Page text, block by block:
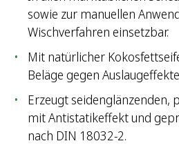
sowie zur manuellen
Wischverfahren einsetzbar.
Mit natürlicher
Beläge gegen
Erzeugt seidenglänzenden,
mit Antistatikeffekt und
nach DIN 18032-2.